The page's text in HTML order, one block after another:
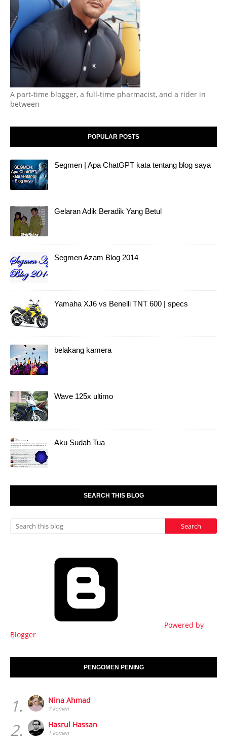
A part-time blogger, a full-time pharmacist, and a rider in
between
POPULAR POSTS
Segmen | Apa ChatGPT kata tentang blog saya
Gelaran Adik Beradik Yang Betul
Segmen Azam Blog 2014
Yamaha XJ6 vs Benelli TNT 600 | specs
belakang kamera
Wave 125x ultimo
Aku Sudah Tua
SEARCH THIS BLOG
Powered by
Blogger
PENGOMEN PENING
1. Nina Ahmad
7 komen
2. Hasrul Hassan
1 komen